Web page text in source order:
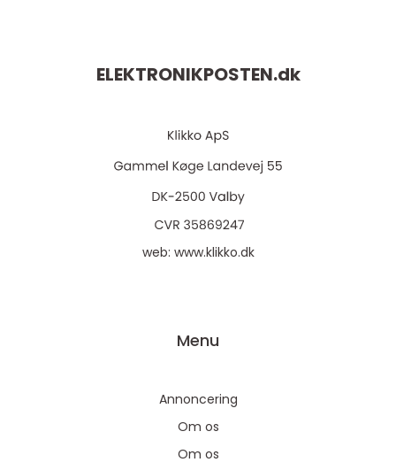
ELEKTRONIKPOSTEN.dk
web: www.klikko.dk
Menu
Annoncering
Om os
Om os